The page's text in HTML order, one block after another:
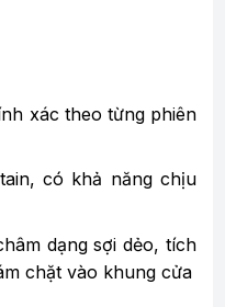
xác theo từng phiên
có khả năng chịu
dạng sợi dẻo, tích
chặt vào khung cửa